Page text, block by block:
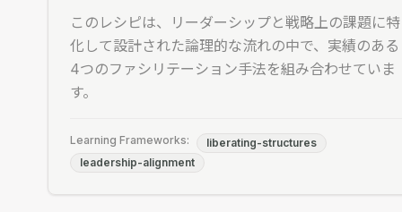
このレシピは、リーダーシップと戦略上の課題に特
化して設計された論理的な流れの中で、実績のある
4つのファシリテーション手法を組み合わせていま
す。
Learning Frameworks:
liberating-structures
leadership-alignment